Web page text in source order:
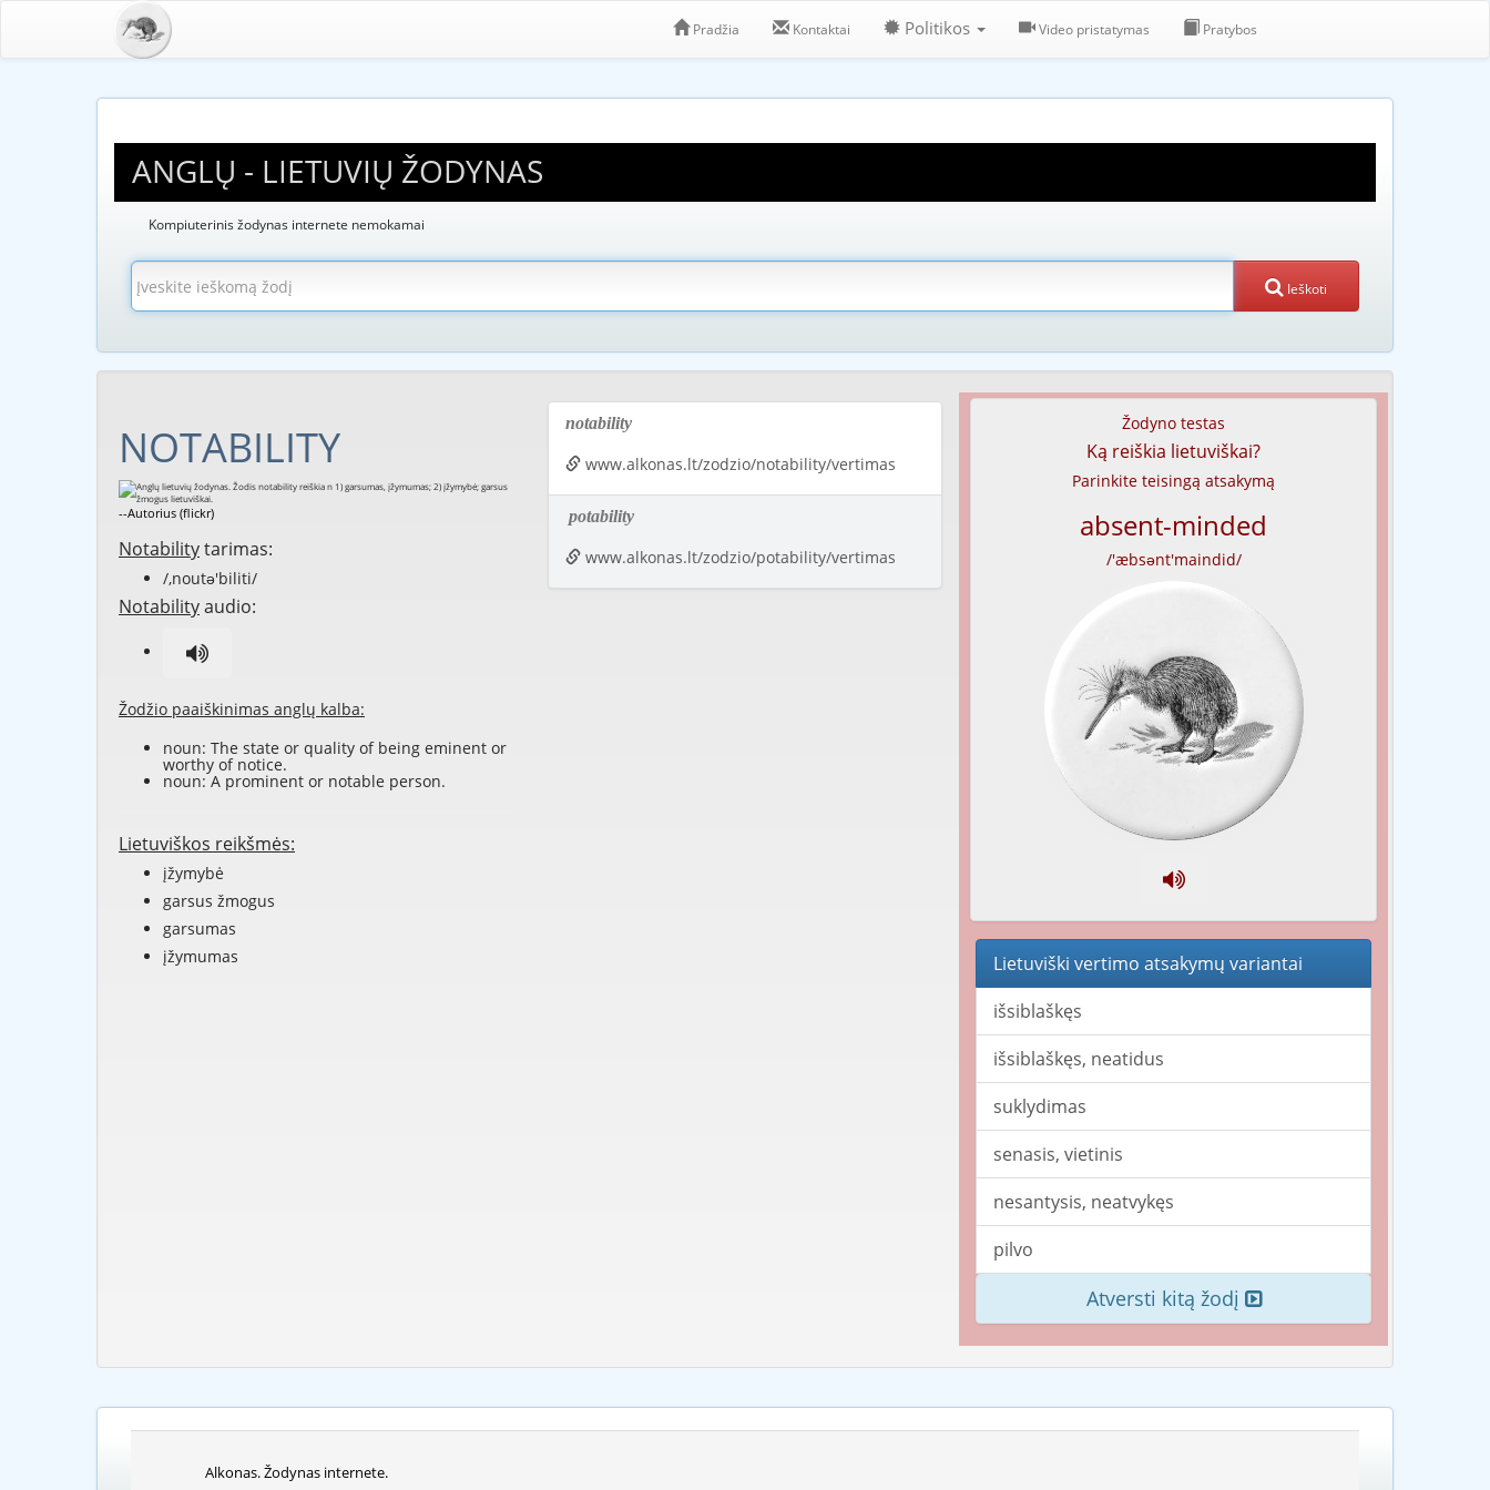
Pradžia Kontaktai Politikos Video pristatymas Pratybos
ANGLŲ - LIETUVIŲ ŽODYNAS
Kompiuterinis žodynas internete nemokamai
Ieškoti
NOTABILITY
--Autorius (flickr)
Notabilitytarimas:
/,noutə'biliti/
Notabilityaudio:
Žodžio paaiškinimas anglų kalba:
noun: The state or quality of being eminent or
worthy of notice.
noun: A prominent or notable person.
Lietuviškos reikšmės:
įžymybė
garsus žmogus
garsumas
įžymumas
notability
www.alkonas.lt/zodzio/notability/vertimas
potability
www.alkonas.lt/zodzio/potability/vertimas
Žodyno testas
Ką reiškia lietuviškai?
Parinkite teisingą atsakymą
absent-minded
/'æbsənt'maindid/
Lietuviški vertimo atsakymų variantai
išsiblaškęs
išsiblaškęs, neatidus
suklydimas
senasis, vietinis
nesantysis, neatvykęs
pilvo
Atversti kitą žodį
Alkonas. Žodynas internete.